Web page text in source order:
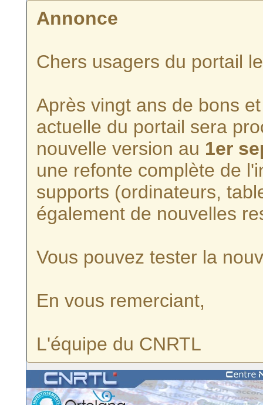
Annonce
Chers usagers du portail
Après vingt ans de bons
actuelle du portail sera
nouvelle version au 1er
une refonte complète de
supports (ordinateurs,
également de nouvelles
Vous pouvez tester la
En vous remerciant,
L'équipe du CNRTL